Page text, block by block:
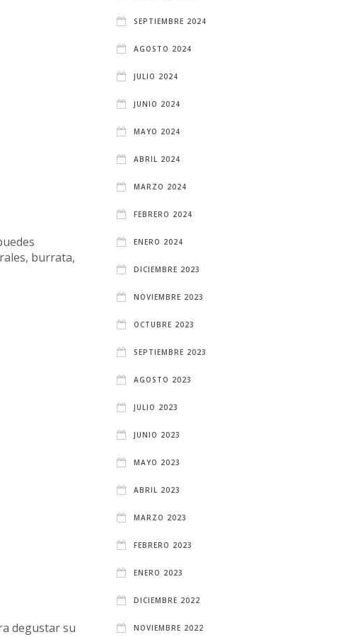
burrata,
degustar su
SEPTIEMBRE 2024
AGOSTO 2024
JULIO 2024
JUNIO 2024
MAYO 2024
ABRIL 2024
MARZO 2024
FEBRERO 2024
ENERO 2024
DICIEMBRE 2023
NOVIEMBRE 2023
OCTUBRE 2023
SEPTIEMBRE 2023
AGOSTO 2023
JULIO 2023
JUNIO 2023
MAYO 2023
ABRIL 2023
MARZO 2023
FEBRERO 2023
ENERO 2023
DICIEMBRE 2022
NOVIEMBRE 2022